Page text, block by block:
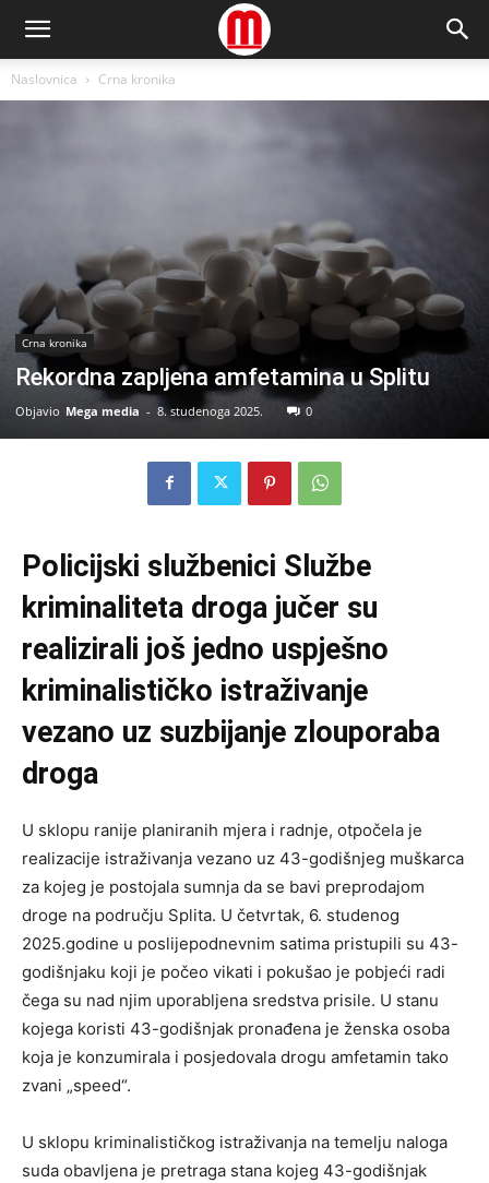
Naslovnica Crna kronika
Crna kronika
Rekordna zapljena amfetamina u Splitu
Objavio Mega media - 8. studenoga 2025. 0
Policijski službenici Službe
kriminaliteta droga jučer su
realizirali još jedno uspješno
kriminalističko istraživanje
vezano uz suzbijanje zlouporaba
droga
U sklopu ranije planiranih mjera i radnje, otpočela je
realizacije istraživanja vezano uz 43-godišnjeg muškarca
za kojeg je postojala sumnja da se bavi preprodajom
droge na području Splita. U četvrtak, 6. studenog
2025.godine u poslijepodnevnim satima pristupili su 43-
godišnjaku koji je počeo vikati i pokušao je pobjeći radi
čega su nad njim uporabljena sredstva prisile. U stanu
kojega koristi 43-godišnjak pronađena je ženska osoba
koja je konzumirala i posjedovala drogu amfetamin tako
zvani „speed“.
U sklopu kriminalističkog istraživanja na temelju naloga
suda obavljena je pretraga stana kojeg 43-godišnjak